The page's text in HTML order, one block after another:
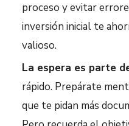
proceso y evitar
inversión inicial te
valioso.
La espera es parte
rápido. Prepárate
que te pidan más